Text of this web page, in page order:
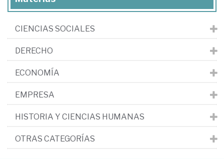
CIENCIAS SOCIALES
DERECHO
ECONOMÍA
EMPRESA
HISTORIA Y CIENCIAS HUMANAS
OTRAS CATEGORÍAS